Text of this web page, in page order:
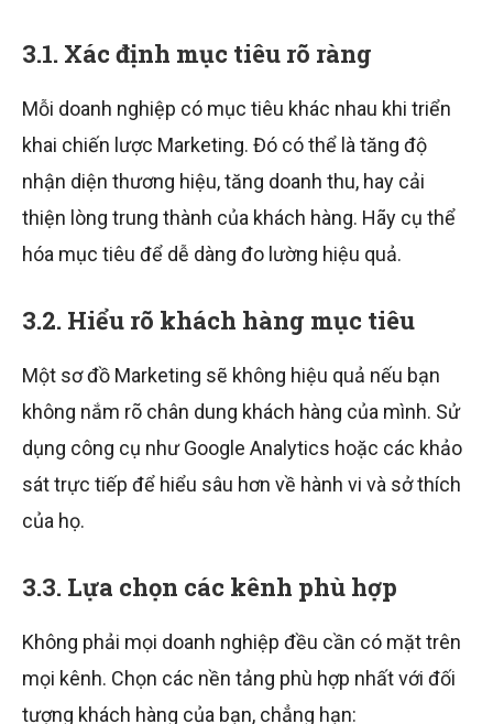
3.1. Xác định mục tiêu rõ ràng
Mỗi doanh nghiệp có mục tiêu khác nhau khi triển
khai chiến lược Marketing. Đó có thể là tăng độ
nhận diện thương hiệu, tăng doanh thu, hay cải
thiện lòng trung thành của khách hàng. Hãy cụ thể
hóa mục tiêu để dễ dàng đo lường hiệu quả.
3.2. Hiểu rõ khách hàng mục tiêu
Một sơ đồ Marketing sẽ không hiệu quả nếu bạn
không nắm rõ chân dung khách hàng của mình. Sử
dụng công cụ như Google Analytics hoặc các khảo
sát trực tiếp để hiểu sâu hơn về hành vi và sở thích
của họ.
3.3. Lựa chọn các kênh phù hợp
Không phải mọi doanh nghiệp đều cần có mặt trên
mọi kênh. Chọn các nền tảng phù hợp nhất với đối
tượng khách hàng của bạn, chẳng hạn: